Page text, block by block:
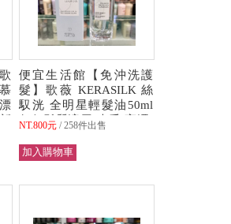
便宜生活館【免沖洗護
髮】歌薇 KERASILK 絲
馭洸 全明星輕髮油50ml
任何髮質適用(光采.亮澤)
NT.800元 258件出售